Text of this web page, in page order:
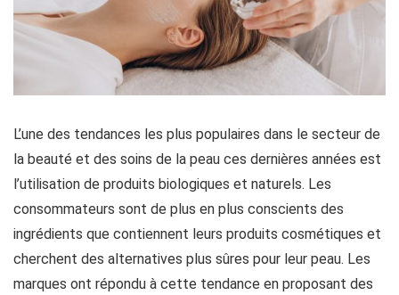
L’une des tendances les plus populaires dans le secteur de
la beauté et des soins de la peau ces dernières années est
l’utilisation de produits biologiques et naturels. Les
consommateurs sont de plus en plus conscients des
ingrédients que contiennent leurs produits cosmétiques et
cherchent des alternatives plus sûres pour leur peau. Les
marques ont répondu à cette tendance en proposant des